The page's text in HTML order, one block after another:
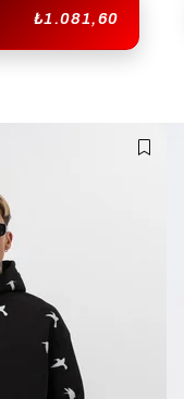
₺1.081,60